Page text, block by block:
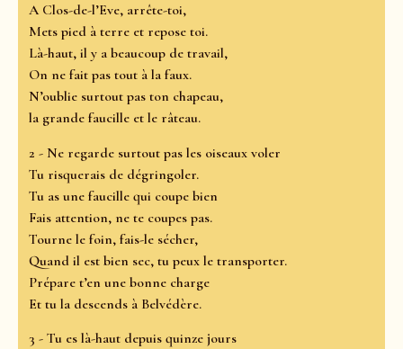
A Clos-de-l’Eve, arrête-toi,
Mets pied à terre et repose toi.
Là-haut, il y a beaucoup de travail,
On ne fait pas tout à la faux.
N’oublie surtout pas ton chapeau,
la grande faucille et le râteau.
2 - Ne regarde surtout pas les oiseaux voler
Tu risquerais de dégringoler.
Tu as une faucille qui coupe bien
Fais attention, ne te coupes pas.
Tourne le foin, fais-le sécher,
Quand il est bien sec, tu peux le transporter.
Prépare t’en une bonne charge
Et tu la descends à Belvédère.
3 - Tu es là-haut depuis quinze jours